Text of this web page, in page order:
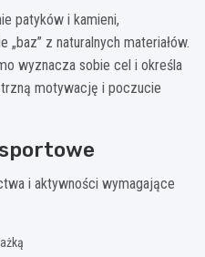
patyków i kamieni,
z naturalnych materiałów.
wyznacza sobie cel i określa
motywację i poczucie
i aktywności wymagające